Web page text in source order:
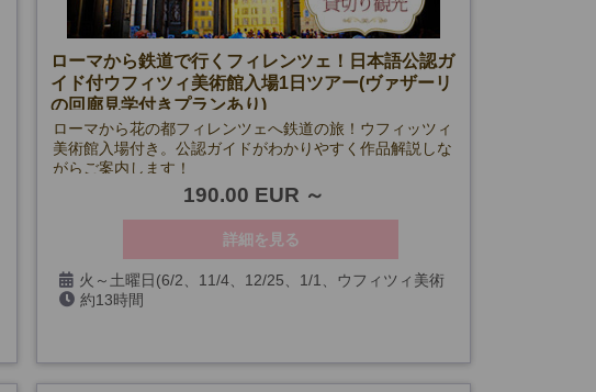
ローマから鉄道で行くフィレンツェ！日本語公認ガ
イド付ウフィツィ美術館入場1日ツアー(ヴァザーリ
の回廊見学付きプランあり)
ローマから花の都フィレンツェへ鉄道の旅！ウフィッツィ
美術館入場付き。公認ガイドがわかりやすく作品解説しな
がらご案内します！
190.00 EUR
詳細を見る
火～土曜日(6/2、11/4、12/25、1/1、ウフィツィ美術
館無料開館日を除く)
約13時間